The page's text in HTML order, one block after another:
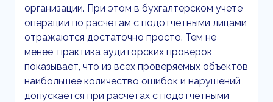
организации. При этом в бухгалтерском учете
операции по расчетам с подотчетными лицами
отражаются достаточно просто. Тем не
менее, практика аудиторских проверок
показывает, что из всех проверяемых объектов
наибольшее количество ошибок и нарушений
допускается при расчетах с подотчетными